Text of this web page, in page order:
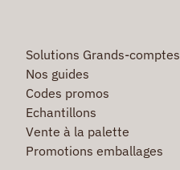
Solutions Grands-comptes
Nos guides
Codes promos
Echantillons
Vente à la palette
Promotions emballages